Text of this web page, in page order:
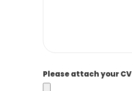
Please attach your CV